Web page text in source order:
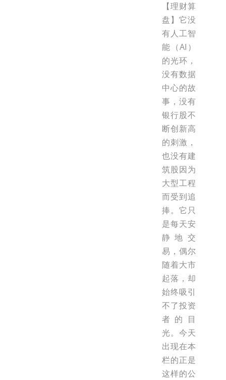
【理财算
盘】它没
有人工智
能（AI）
的光环，
没有数据
中心的故
事，没有
银行股不
断创新高
的刺激，
也没有建
筑股因为
大型工程
而受到追
捧。它只
是每天安
静地交
易，偶尔
随着大市
起落，却
始终吸引
不了投资
者的目
光。今天
出现在本
栏的正是
这样的公